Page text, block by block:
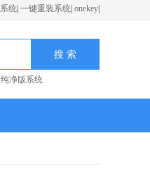
统 一键重装系统 onekey
纯净版系统